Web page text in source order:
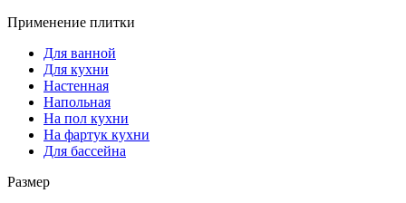
Применение плитки
Для ванной
Для кухни
Настенная
Напольная
На пол кухни
На фартук кухни
Для бассейна
Размер